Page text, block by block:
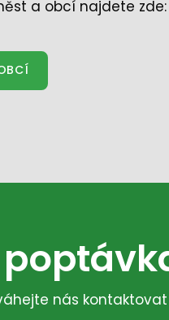
a obcí najdete zde:
nás